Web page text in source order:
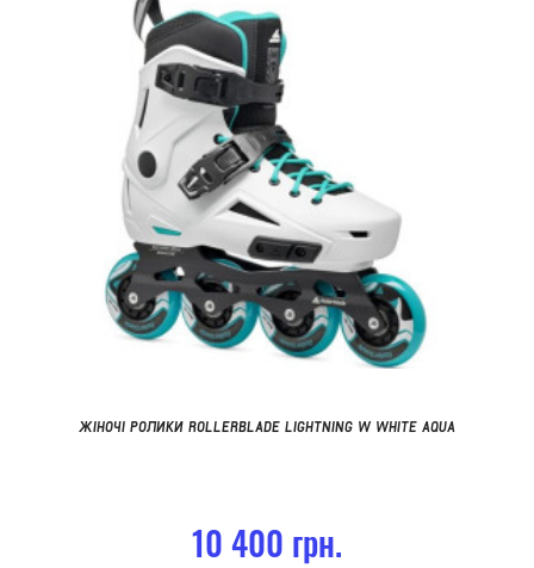
ЖІНОЧІ РОЛИКИ ROLLERBLADE LIGHTNING W WHITE AQUA
10 400 грн.